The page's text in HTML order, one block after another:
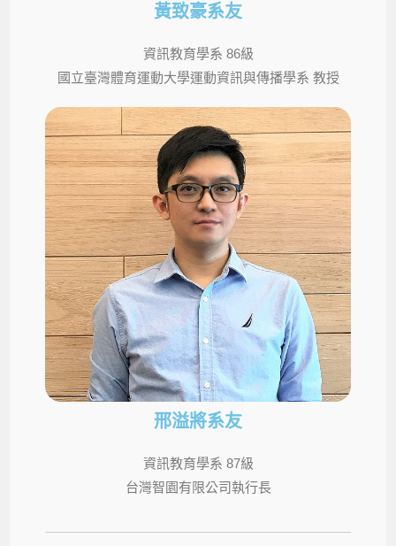
黃致豪系友
資訊教育學系 86級
國立臺灣體育運動大學運動資訊與傳播學系 教授
邢溢將系友
資訊教育學系 87級
台灣智園有限公司執行長